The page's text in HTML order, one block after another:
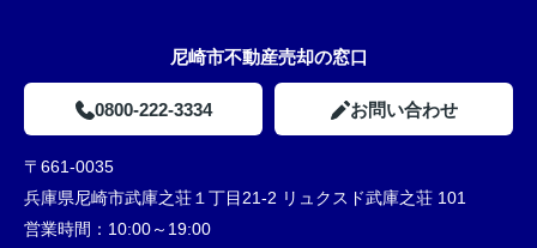
尼崎市不動産売却の窓口
0800-222-3334 お問い合わせ
〒661-0035
兵庫県尼崎市武庫之荘１丁目21-2 リュクスド武庫之荘 101
営業時間： 10:00～19:00